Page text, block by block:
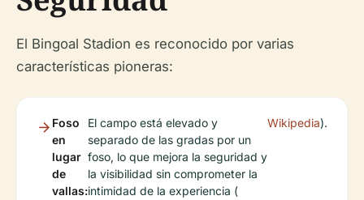
El Bingoal Stadion es reconocido por varias
características pioneras:
Foso
en
lugar
de
vallas:
El campo está elevado y
separado de las gradas por un
foso, lo que mejora la seguridad y
la visibilidad sin comprometer la
intimidad de la experiencia (
Wikipedia).